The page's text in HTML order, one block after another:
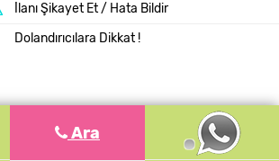
İlanı Şikayet Et / Hata Bildir
Dolandırıcılara Dikkat !
Ara